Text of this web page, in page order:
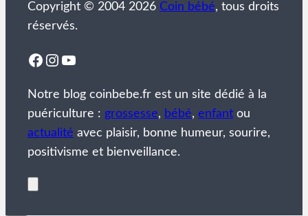
Copyright © 2004 2026 Coin bébé, tous droits
réservés.
Facebook
Instagram
YouTube
Notre blog coinbebe.fr est un site dédié à la
puériculture : grossesse, bébé, enfant ou
actualité avec plaisir, bonne humeur, sourire,
positivisme et bienveillance.